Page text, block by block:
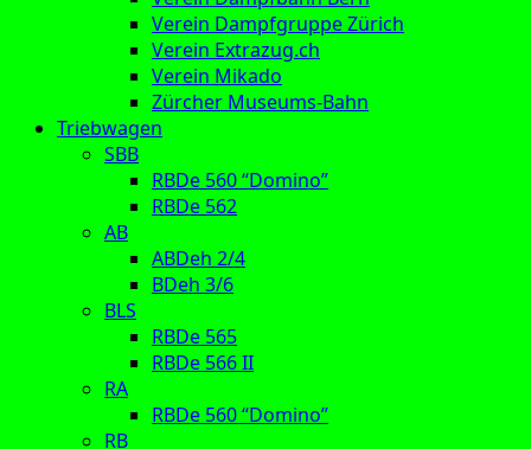
Verein Dampfgruppe Zürich
Verein Extrazug.ch
Verein Mikado
Zürcher Museums-Bahn
Triebwagen
SBB
RBDe 560 “Domino”
RBDe 562
AB
ABDeh 2/4
BDeh 3/6
BLS
RBDe 565
RBDe 566 II
RA
RBDe 560 “Domino”
RB